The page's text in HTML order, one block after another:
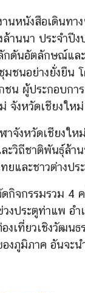
งสือเดินทาง
านนา ประจำ
กดันอัตลักษณ์
ชนอย่างยั่งยื
ผู้ประกอบกา
จังหวัดเชียงใหม่
จังหวัดเชียง
วิถีชาติพันธุ์ล้
และชาวต่างปร
กิจกรรมรวม
ประตูท่าแพ อ
เที่ยวเชิงวัฒน
งภูมิภาค อันจ